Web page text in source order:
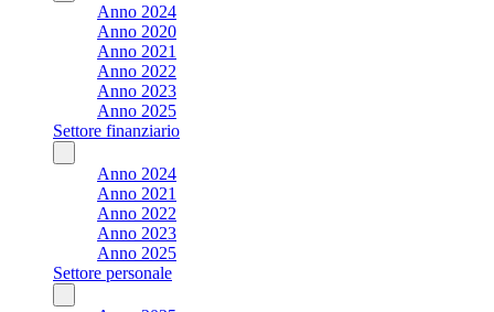
Anno 2024
Anno 2020
Anno 2021
Anno 2022
Anno 2023
Anno 2025
Settore finanziario
Anno 2024
Anno 2021
Anno 2022
Anno 2023
Anno 2025
Settore personale